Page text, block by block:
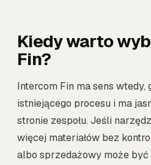
Kiedy warto
Fin?
Intercom Fin ma sens wtedy,
istniejącego procesu i ma
stronie zespołu. Jeśli
więcej materiałów bez
albo sprzedażowy może być